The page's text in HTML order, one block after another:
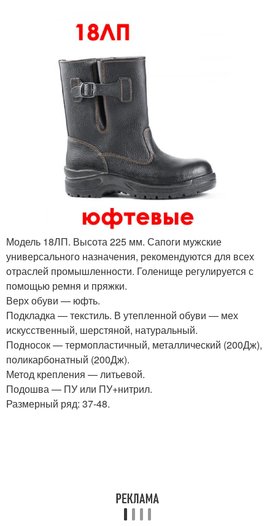
Модель 18ЛП. Высота 225 мм. Сапоги мужские
универсального назначения, рекомендуются для всех
отраслей промышленности. Голенище регулируется с
помощью ремня и пряжки.
Верх обуви — юфть.
Подкладка — текстиль. В утепленной обуви — мех
искусственный, шерстяной, натуральный.
Подносок — термопластичный, металлический (200Дж),
поликарбонатный (200Дж).
Метод крепления — литьевой.
Подошва — ПУ или ПУ+нитрил.
Размерный ряд: 37-48.